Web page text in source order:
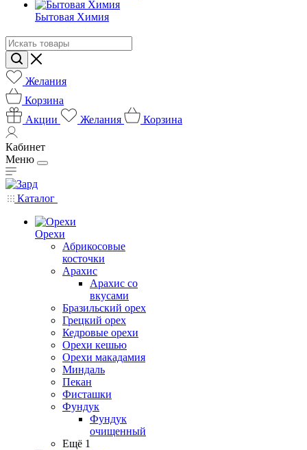
Бытовая Химия
Желания
Корзина
Акции
Желания Корзина
Кабинет
Меню
Каталог
Орехи
Абрикосовые
косточки
Арахис
Арахис со
вкусами
Бразильский орех
Грецкий орех
Кедровые орехи
Орехи кешью
Орехи макадамия
Миндаль
Пекан
Фисташки
Фундук
Фундук
очищенный
Ещё 1